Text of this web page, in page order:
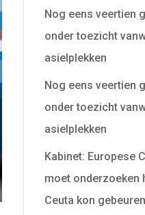
Nog eens veertien
onder toezicht
asielplekken
Nog eens veertien
onder toezicht
asielplekken
Kabinet: Europese
moet onderzoeken
Ceuta kon gebeuren